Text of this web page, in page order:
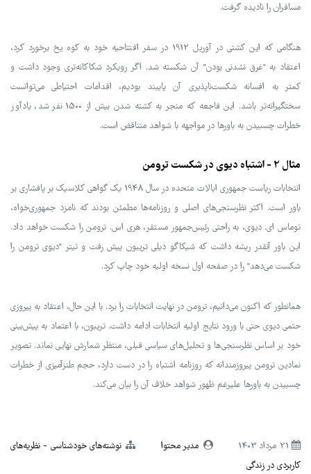
مسافران را نادیده گرفت.
هنگامی که این کشتی در آوریل 1912 در سفر افتتاحیه خود به کوه یخ برخورد کرد،
اعتقاد به "غرق نشدنی بودن" آن شکسته شد. اگر رویکرد شکاکانه‌تری وجود داشت و
کمتر به افسانه شکست‌ناپذیری آن پایبند بودیم، اقدامات احتیاطی می‌توانست
سختگیرانه‌تر باشد. این فاجعه که منجر به کشته شدن بیش از 1500 نفر شد، یادآور
خطرات چسبیدن به باورها در مواجهه با شواهد متناقض است.
مثال 2 - اشتباه دیوی در شکست ترومن
انتخابات ریاست جمهوری ایالات متحده در سال 1948 یک گواهی کلاسیک بر پافشاری بر
باور است. اکثر نظرسنجی‌های اصلی و روزنامه‌ها مطمئن بودند که نامزد جمهوری‌خواه،
توماس ای. دیوی، به راحتی رئیس‌جمهور مستقر، هری اس. ترومن را شکست خواهد داد.
این باور آنقدر ریشه داشت که شیکاگو دیلی تریبون پیش رفت و تیتر "دیوی ترومن را
شکست می‌دهد" را در صفحه اول نسخه اولیه خود چاپ کرد.
همانطور که اکنون می‌دانیم، ترومن در نهایت انتخابات را برد. با این حال، اعتقاد به پیروزی
حتمی دیوی حتی با ورود نتایج اولیه انتخابات ادامه داشت. تریبون، با اعتماد به پیش‌بینی
خود بر اساس نظرسنجی‌ها و تحلیل‌های سیاسی قبلی، منتظر شمارش نهایی نماند. تصویر
نمادین ترومن پیروزمندانه که روزنامه اشتباه را در دست دارد، حجم طنزآمیزی از خطرات
چسبیدن به باورها علیرغم ظهور شواهد خلاف آن را بیان می‌کند.
21 مرداد 1403 مدیر محتوا نوشته‌های خودشناسی
نظریه‌های
کاربردی در زندگی